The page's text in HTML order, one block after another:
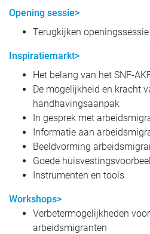
Opening sessie>
Terugkijken openingssessie
Inspiratiemarkt>
Het belang van het SNF-
De mogelijkheid en kracht
handhavingsaanpak
In gesprek met
Informatie aan
Beeldvorming
Goede
Instrumenten en tools
Workshops>
Verbetermogelijkheden
arbeidsmigranten